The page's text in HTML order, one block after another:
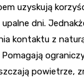
uzyskują
dni.
kontaktu z
powietrze,